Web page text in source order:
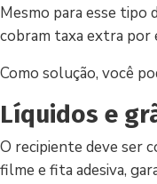
Mesmo para esse tipo
cobram taxa extra por
Como solução, você
Líquidos e
O recipiente deve ser
filme e fita adesiva,